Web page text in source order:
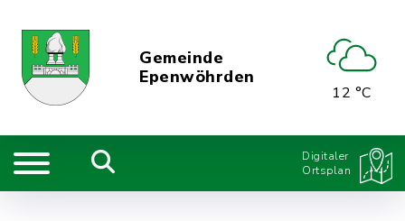
Gemeinde
Epenwöhrden
12 °C
Digitaler
Ortsplan